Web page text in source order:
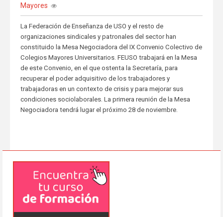
Mayores
La Federación de Enseñanza de USO y el resto de
organizaciones sindicales y patronales del sector han
constituido la Mesa Negociadora del IX Convenio Colectivo de
Colegios Mayores Universitarios. FEUSO trabajará en la Mesa
de este Convenio, en el que ostenta la Secretaría, para
recuperar el poder adquisitivo de los trabajadores y
trabajadoras en un contexto de crisis y para mejorar sus
condiciones sociolaborales. La primera reunión de la Mesa
Negociadora tendrá lugar el próximo 28 de noviembre.